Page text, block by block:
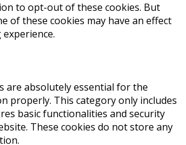
to opt-out of these cookies. But
of these cookies may have an effect
are absolutely essential for the
properly. This category only includes
basic functionalities and security
These cookies do not store any